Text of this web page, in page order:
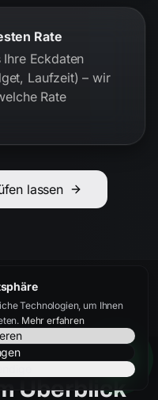
Technologien, um Ihnen
Mehr erfahren
Rate
Eckdaten
Laufzeit) – wir
Rate
lassen
Überblick